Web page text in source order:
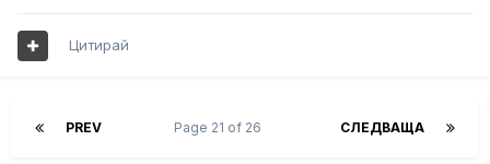
Цитирай
PREV СЛЕДВАЩА
Page 21 of 26